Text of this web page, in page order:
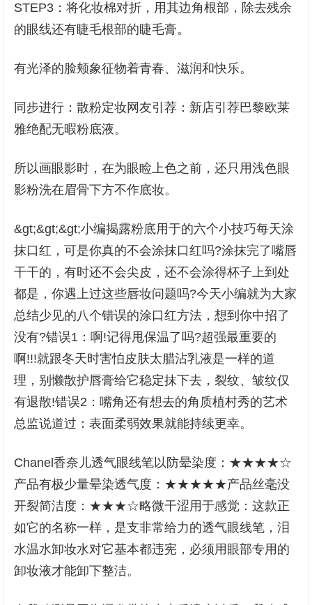
STEP3：将化妆棉对折，用其边角根部，除去残余
的眼线还有睫毛根部的睫毛膏。
有光泽的脸颊象征物着青春、滋润和快乐。
同步进行：散粉定妆网友引荐：新店引荐巴黎欧莱
雅绝配无暇粉底液。
所以画眼影时，在为眼睑上色之前，还只用浅色眼
影粉洗在眉骨下方不作底妆。
&gt;&gt;&gt;小编揭露粉底用于的六个小技巧每天涂
抹口红，可是你真的不会涂抹口红吗?涂抹完了嘴唇
干干的，有时还不会尖皮，还不会涂得杯子上到处
都是，你遇上过这些唇妆问题吗?今天小编就为大家
总结少见的八个错误的涂口红方法，想到你中招了
没有?错误1：啊!记得甩保温了吗?超强最重要的
啊!!!就跟冬天时害怕皮肤太腊沾乳液是一样的道
理，别懒散护唇膏给它稳定抹下去，裂纹、皱纹仅
有退散!错误2：嘴角还有想去的角质植村秀的艺术
总监说道过：表面柔弱效果就能持续更幸。
Chanel香奈儿透气眼线笔以防晕染度：★★★★☆
产品有极少量晕染透气度：★★★★★产品丝毫没
开裂简洁度：★★★☆略微干涩用于感觉：这款正
如它的名称一样，是支非常给力的透气眼线笔，泪
水温水卸妆水对它基本都违宪，必须用眼部专用的
卸妆液才能卸下整洁。